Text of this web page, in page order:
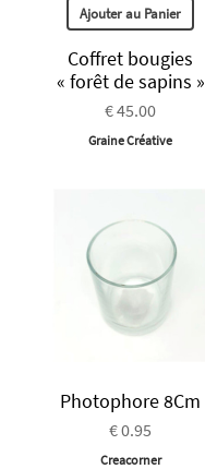
Ajouter au Panier
Coffret bougies
« forêt de sapins »
€ 45.00
Graine Créative
Photophore 8Cm
€ 0.95
Creacorner